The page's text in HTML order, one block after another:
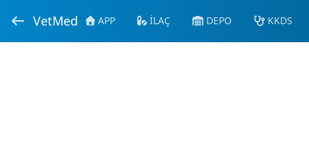
VetMed APP İLAÇ DEPO KKDS